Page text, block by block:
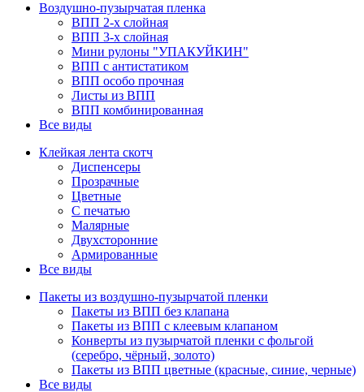
Воздушно-пузырчатая пленка
ВПП 2-х слойная
ВПП 3-х слойная
Мини рулоны "УПАКУЙКИН"
ВПП с антистатиком
ВПП особо прочная
Листы из ВПП
ВПП комбинированная
Все виды
Клейкая лента скотч
Диспенсеры
Прозрачные
Цветные
С печатью
Малярные
Двухсторонние
Армированные
Все виды
Пакеты из воздушно-пузырчатой пленки
Пакеты из ВПП без клапана
Пакеты из ВПП с клеевым клапаном
Конверты из пузырчатой пленки с фольгой
(серебро, чёрный, золото)
Пакеты из ВПП цветные (красные, синие, черные)
Все виды